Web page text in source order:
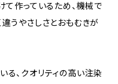
て作っているため、機械で
うやさしさとおもむきが
、クオリティの高い注染